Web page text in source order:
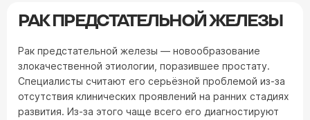
РАК ПРЕДСТАТЕЛЬНОЙ ЖЕЛЕЗЫ
Рак предстательной железы — новообразование
злокачественной этиологии, поразившее простату.
Специалисты считают его серьёзной проблемой из-за
отсутствия клинических проявлений на ранних стадиях
развития. Из-за этого чаще всего его диагностируют